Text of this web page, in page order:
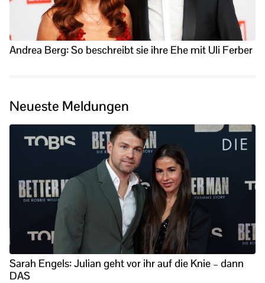
Andrea Berg: So beschreibt sie ihre Ehe mit Uli Ferber
Neueste Meldungen
Sarah Engels: Julian geht vor ihr auf die Knie – dann
DAS